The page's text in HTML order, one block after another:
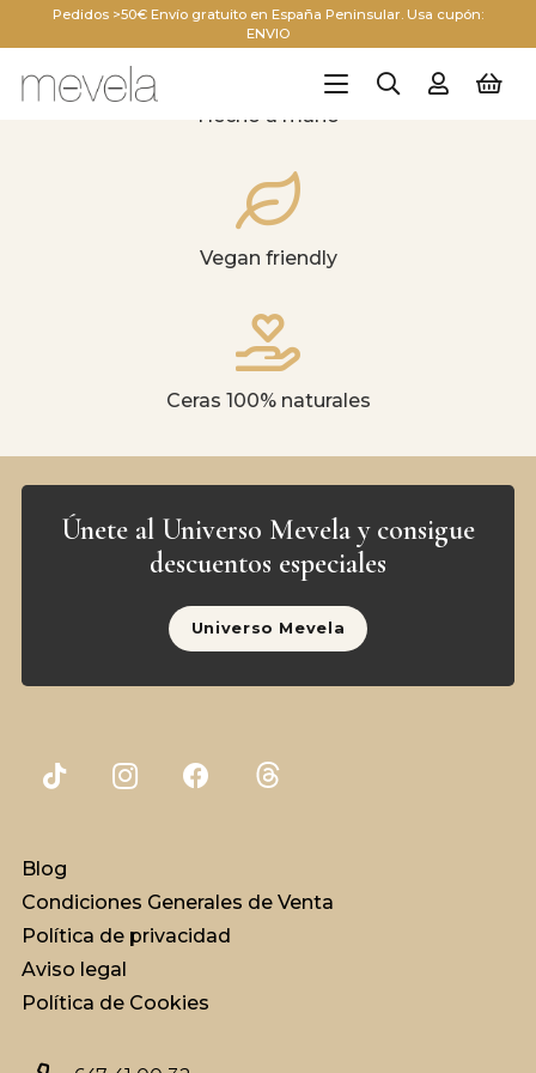
Pedidos >50€ Envío gratuito en España Peninsular. Usa cupón:
ENVIO
Hecho a mano
Vegan friendly
Ceras 100% naturales
Únete al Universo Mevela y consigue
descuentos especiales
Universo Mevela
Blog
Condiciones Generales de Venta
Política de privacidad
Aviso legal
Política de Cookies